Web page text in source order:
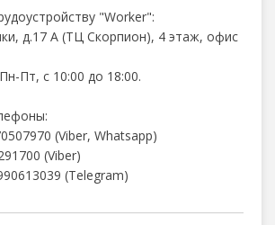
"Worker":
д.17 А (ТЦ Скорпион), 4 этаж, офис
Пт, с 10:00 до 18:00.
(Viber, Whatsapp)
(Viber)
(Telegram)